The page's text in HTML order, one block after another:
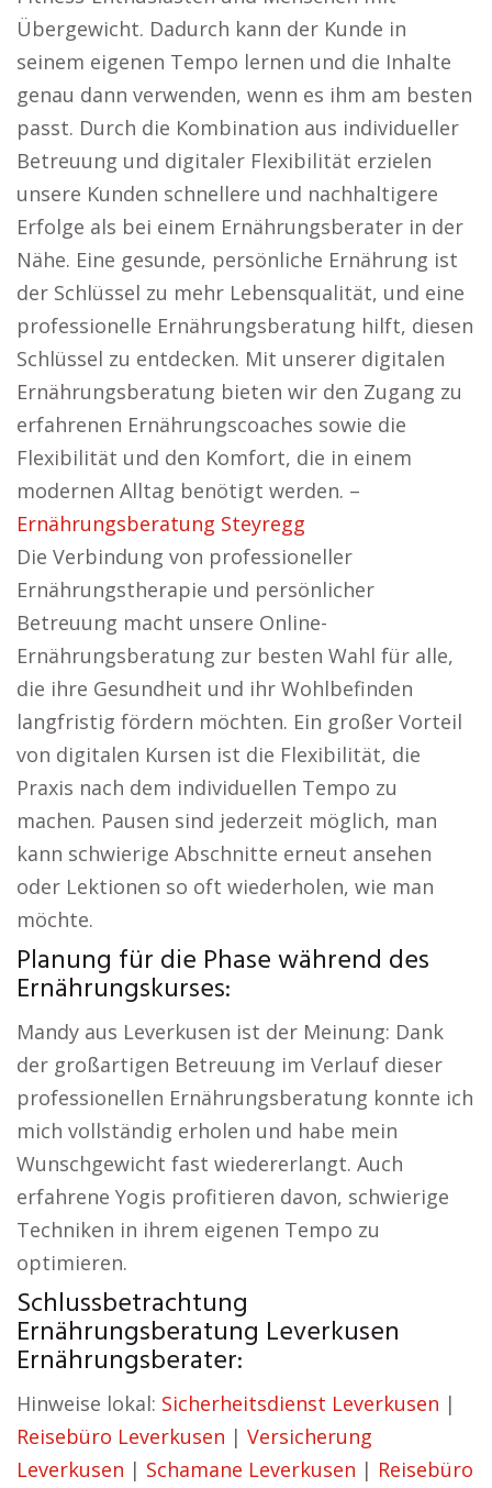
Übergewicht. Dadurch kann der Kunde in
seinem eigenen Tempo lernen und die Inhalte
genau dann verwenden, wenn es ihm am besten
passt. Durch die Kombination aus individueller
Betreuung und digitaler Flexibilität erzielen
unsere Kunden schnellere und nachhaltigere
Erfolge als bei einem Ernährungsberater in der
Nähe. Eine gesunde, persönliche Ernährung ist
der Schlüssel zu mehr Lebensqualität, und eine
professionelle Ernährungsberatung hilft, diesen
Schlüssel zu entdecken. Mit unserer digitalen
Ernährungsberatung bieten wir den Zugang zu
erfahrenen Ernährungscoaches sowie die
Flexibilität und den Komfort, die in einem
modernen Alltag benötigt werden. –
Ernährungsberatung Steyregg
Die Verbindung von professioneller
Ernährungstherapie und persönlicher
Betreuung macht unsere Online-
Ernährungsberatung zur besten Wahl für alle,
die ihre Gesundheit und ihr Wohlbefinden
langfristig fördern möchten. Ein großer Vorteil
von digitalen Kursen ist die Flexibilität, die
Praxis nach dem individuellen Tempo zu
machen. Pausen sind jederzeit möglich, man
kann schwierige Abschnitte erneut ansehen
oder Lektionen so oft wiederholen, wie man
möchte.
Planung für die Phase während des
Ernährungskurses:
Mandy aus Leverkusen ist der Meinung: Dank
der großartigen Betreuung im Verlauf dieser
professionellen Ernährungsberatung konnte ich
mich vollständig erholen und habe mein
Wunschgewicht fast wiedererlangt. Auch
erfahrene Yogis profitieren davon, schwierige
Techniken in ihrem eigenen Tempo zu
optimieren.
Schlussbetrachtung
Ernährungsberatung Leverkusen
Ernährungsberater:
Hinweise lokal: Sicherheitsdienst Leverkusen |
Reisebüro Leverkusen | Versicherung
Leverkusen | Schamane Leverkusen | Reisebüro